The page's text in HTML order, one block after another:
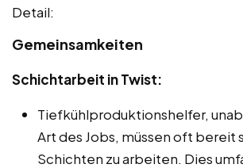
Detail:
Gemeinsamkeiten
Schichtarbeit in Twist:
Tiefkühlproduktionshelfer,
Art des Jobs, müssen oft bereit
Schichten zu arbeiten. Dies